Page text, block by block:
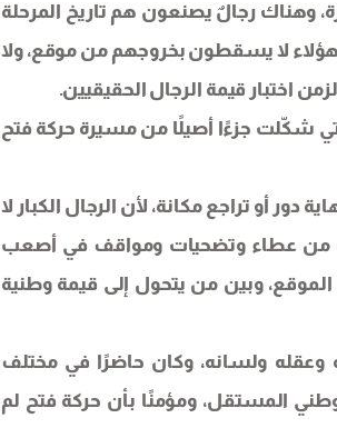
وهناك رجالٌ يصنعون هم تاريخ المرحلة
لا يسقطون بخروجهم من موقع، ولا
اختبار قيمة الرجال الحقيقيين.
شكّلت جزءًا أصيلًا من مسيرة حركة فتح
دور أو تراجع مكانة، لأن الرجال الكبار لا
من عطاء وتضحيات ومواقف في أصعب
وبين من يتحول إلى قيمة وطنية
ولسانه، وكان حاضرًا في مختلف
المستقل، ومؤمنًا بأن حركة فتح لم